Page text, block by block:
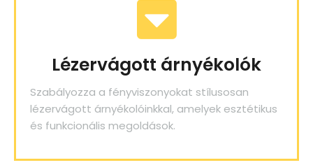
Lézervágott árnyékolók
Szabályozza a fényviszonyokat stílusosan
lézervágott árnyékolóinkkal, amelyek esztétikus
és funkcionális megoldások.